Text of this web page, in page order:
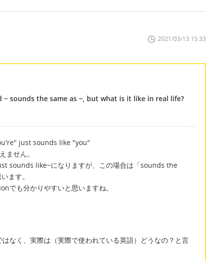
2021/03/13 15:33
sounds the same as ~, but what is it like in real life?
just sounds like "you"
ません。
sounds like~になりますが、この場合は「sounds the
ます。
も分かりやすいと思いますね。
なく、実際は（実際で使われている英語）どうなの？と言